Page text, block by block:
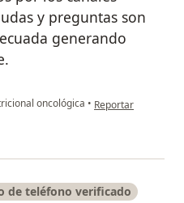
y preguntas son
generando
oncológica • en opinión del
Reportar
de teléfono verificado